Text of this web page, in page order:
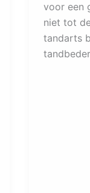
voor een
niet tot
tandarts